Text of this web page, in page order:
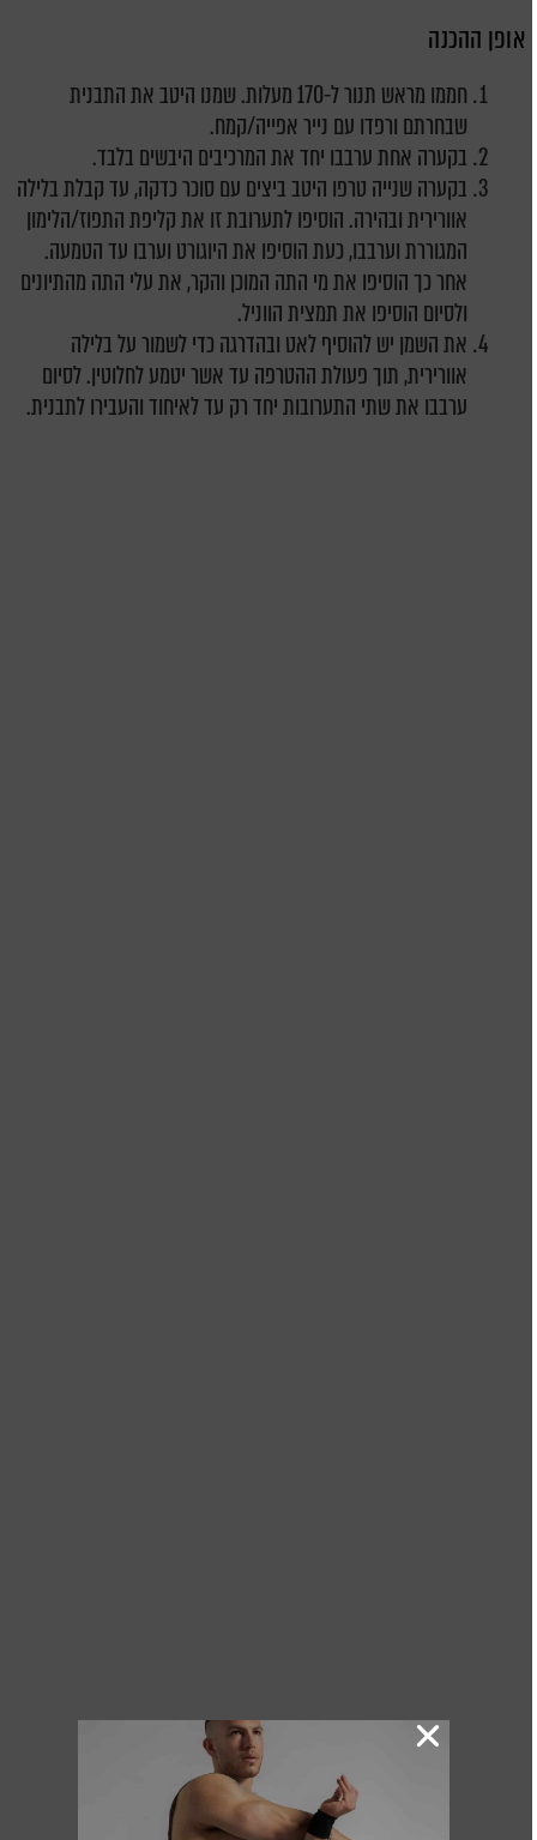
אופן ההכנה
חממו מראש תנור ל-170 מעלות. שמנו היטב את התבנית
שבחרתם ורפדו עם נייר אפייה/קמח.
בקערה אחת ערבבו יחד את המרכיבים היבשים בלבד.
בקערה שנייה טרפו היטב ביצים עם סוכר כדקה, עד קבלת בלילה
אוורירית ובהירה. הוסיפו לתערובת זו את קליפת התפוז/הלימון
המגוררת וערבבו, כעת הוסיפו את היוגורט וערבו עד הטמעה.
אחר כך הוסיפו את מי התה המוכן והקר, את עלי התה מהתיונים
ולסיום הוסיפו את תמצית הווניל.
את השמן יש להוסיף לאט ובהדרגה כדי לשמור על בלילה
אוורירית, תוך פעולת ההטרפה עד אשר יטמע לחלוטין. לסיום
ערבבו את שתי התערובות יחד רק עד לאיחוד והעבירו לתבנית.